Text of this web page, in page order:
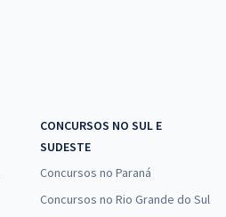
CONCURSOS NO SUL E
SUDESTE
Concursos no Paraná
Concursos no Rio Grande do Sul